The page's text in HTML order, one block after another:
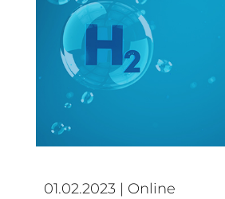
01.02.2023 | Online